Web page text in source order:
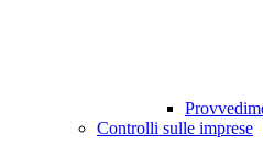
Controlli sulle imprese